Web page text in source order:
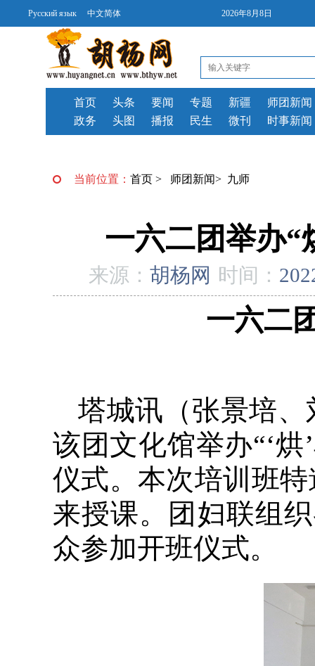
Русский язык 中文简体 2026年8月8日
首页 头条
要闻
政务
头图 播报
专题 新疆
师团新闻
民生
微刊 时事新闻
当前位置： 首页 > 师团新闻> 九师
一六二团举办“
来源： 胡杨网 时间：
一六二
塔城讯（张景培
该团文化馆举办“‘
仪式。本次培训班
来授课。团妇联组
众参加开班仪式。